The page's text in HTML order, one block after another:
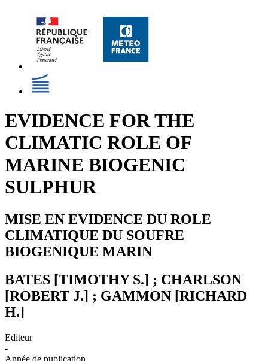
EVIDENCE FOR THE
CLIMATIC ROLE OF
MARINE BIOGENIC
SULPHUR
MISE EN EVIDENCE DU ROLE
CLIMATIQUE DU SOUFRE
BIOGENIQUE MARIN
BATES [TIMOTHY S.] ; CHARLSON
[ROBERT J.] ; GAMMON [RICHARD
H.]
Editeur
-
Année de publication